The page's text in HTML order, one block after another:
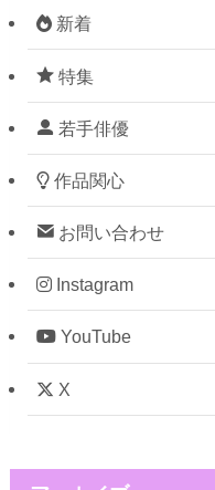
新着
特集
若手俳優
作品関心
お問い合わせ
Instagram
YouTube
X